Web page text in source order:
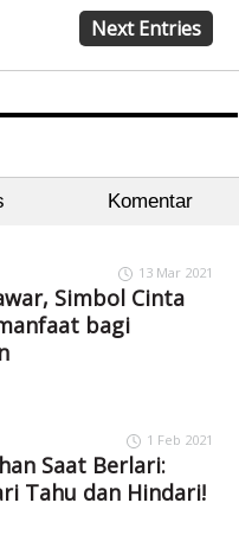
Next Entries
Komentar
13 Mar 2021
Simbol Cinta
bagi
1 Feb 2021
Saat Berlari:
Tahu dan Hindari!